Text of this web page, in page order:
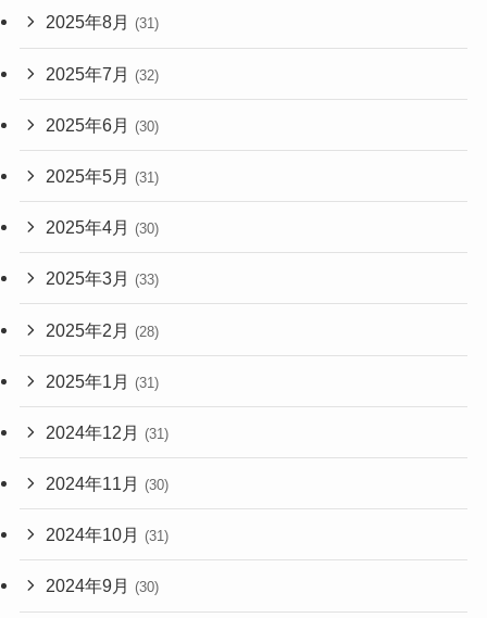
2025年8月 (31)
2025年7月 (32)
2025年6月 (30)
2025年5月 (31)
2025年4月 (30)
2025年3月 (33)
2025年2月 (28)
2025年1月 (31)
2024年12月 (31)
2024年11月 (30)
2024年10月 (31)
2024年9月 (30)